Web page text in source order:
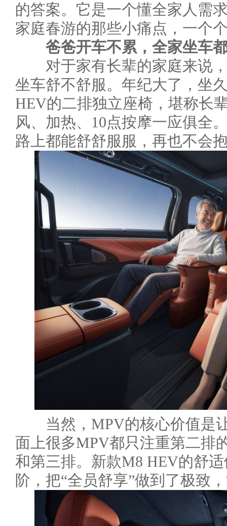
的答案。它是一个懂全家人需
家庭春游的那些小痛点，一个
爸爸开车不累，全家坐车
对于家有长辈的家庭来说，
坐车舒不舒服。年纪大了，坐
HEV的二排独立座椅，堪称长
风、加热、10点按摩一应俱全
路上都能舒舒服服，再也不会
当然，MPV的核心价值是
面上很多MPV都只注重第二排
和第三排。新款M8 HEV的舒
阶，把“全员舒享”做到了极致